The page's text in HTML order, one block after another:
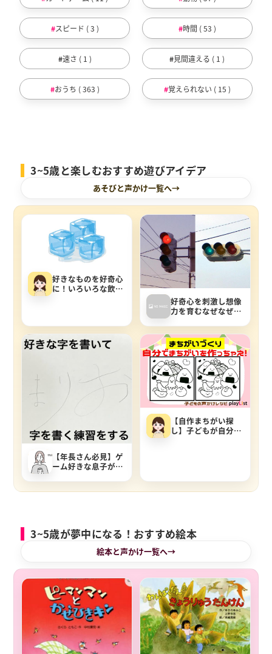
スピード ( 3 ) 時間 ( 53 )
速さ ( 1 ) 見間違える ( 1 )
おうち ( 363 ) 覚えられない ( 15 )
3~5歳と楽しむおすすめ遊びアイデア
あそびと声かけ一覧へ
好きなものを好奇心
に！いろいろな飲み
好奇心を刺激し想像
力を育むなぜなぜゲ
【年長さん必見】ゲ
ーム好きな息子がや
【自作まちがい探
し】子どもが自分で
3~5歳が夢中になる！おすすめ絵本
絵本と声かけ一覧へ